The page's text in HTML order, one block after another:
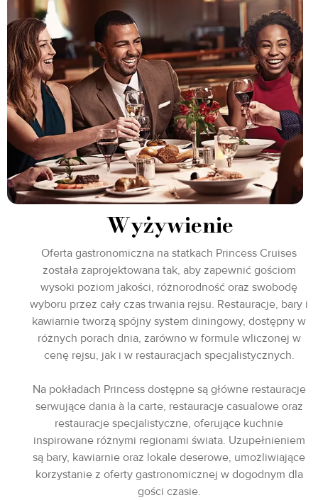
Wyżywienie
Oferta gastronomiczna na statkach Princess Cruises
została zaprojektowana tak, aby zapewnić gościom
wysoki poziom jakości, różnorodność oraz swobodę
wyboru przez cały czas trwania rejsu. Restauracje, bary i
kawiarnie tworzą spójny system diningowy, dostępny w
różnych porach dnia, zarówno w formule wliczonej w
cenę rejsu, jak i w restauracjach specjalistycznych.
Na pokładach Princess dostępne są główne restauracje
serwujące dania à la carte, restauracje casualowe oraz
restauracje specjalistyczne, oferujące kuchnie
inspirowane różnymi regionami świata. Uzupełnieniem
są bary, kawiarnie oraz lokale deserowe, umożliwiające
korzystanie z oferty gastronomicznej w dogodnym dla
gości czasie.